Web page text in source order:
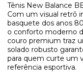
Tênis New Balance
Com um visual retrô
basquete dos anos
o conforto moderno
couro premium traz
solado robusto
para quem curte um
referência esportiva.